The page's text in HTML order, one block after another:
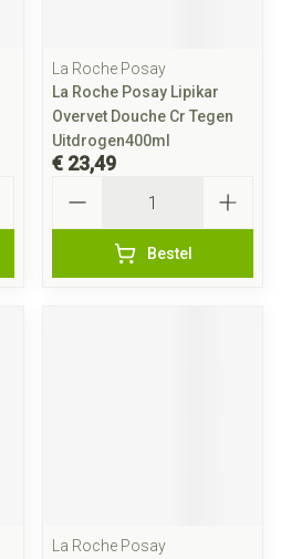
La Roche Posay
La Roche Posay Lipikar
Overvet Douche Cr Tegen
Uitdrogen400ml
€ 23,49
Bestel
La Roche Posay